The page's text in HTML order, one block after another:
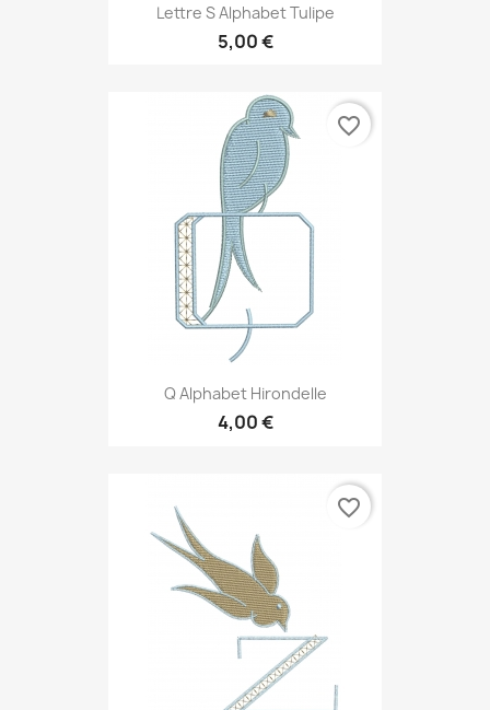
Lettre S Alphabet Tulipe
5,00 €
Q Alphabet Hirondelle
4,00 €
favorite_border
favorite_border